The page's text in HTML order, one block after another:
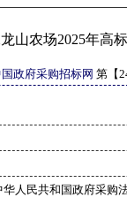
山农场2025年高
政府采购招标网 第【
华人民共和国政府采购